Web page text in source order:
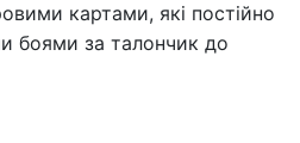
картами, які постійно
боями за талончик до